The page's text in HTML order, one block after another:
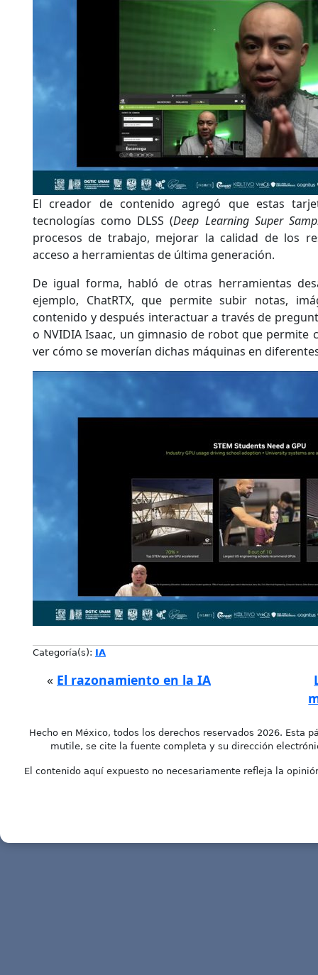
El creador de contenido agregó que estas
tecnologías como DLSS (Deep Learning Super
procesos de trabajo, mejorar la calidad de los
acceso a herramientas de última generación.
De igual forma, habló de otras herramientas
ejemplo, ChatRTX, que permite subir notas,
contenido y después interactuar a través de
o NVIDIA Isaac, un gimnasio de robot que permite
ver cómo se moverían dichas máquinas en
Categoría(s): IA
« El razonamiento en la IA
Hecho en México, todos los derechos reservados 2026. Esta
mutile, se cite la fuente completa y su dirección
El contenido aquí expuesto no necesariamente refleja la